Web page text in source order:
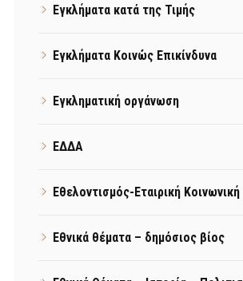
Εγκλήματα κατά της Τιμής
Εγκλήματα Κοινώς Επικίνδυνα
Εγκληματική οργάνωση
ΕΔΔΑ
Εθελοντισμός-Εταιρική
Εθνικά θέματα – δημόσιος βίος